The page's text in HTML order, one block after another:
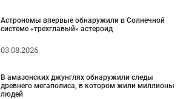
Астрономы впервые обнаружили в Солнечной
системе «трехглавый» астероид
03.08.2026
В амазонских джунглях обнаружили следы
древнего мегаполиса, в котором жили миллионы
людей